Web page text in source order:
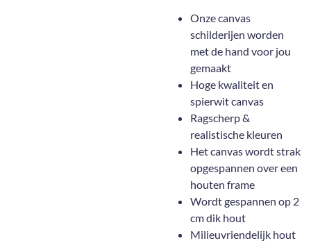
Onze canvas
schilderijen worden
met de hand voor jou
gemaakt
Hoge kwaliteit en
spierwit canvas
Ragscherp &
realistische kleuren
Het canvas wordt strak
opgespannen over een
houten frame
Wordt gespannen op 2
cm dik hout
Milieuvriendelijk hout